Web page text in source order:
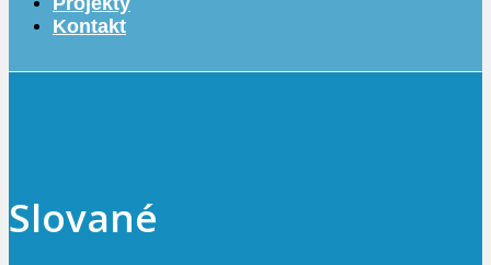
Kontakt
Slované